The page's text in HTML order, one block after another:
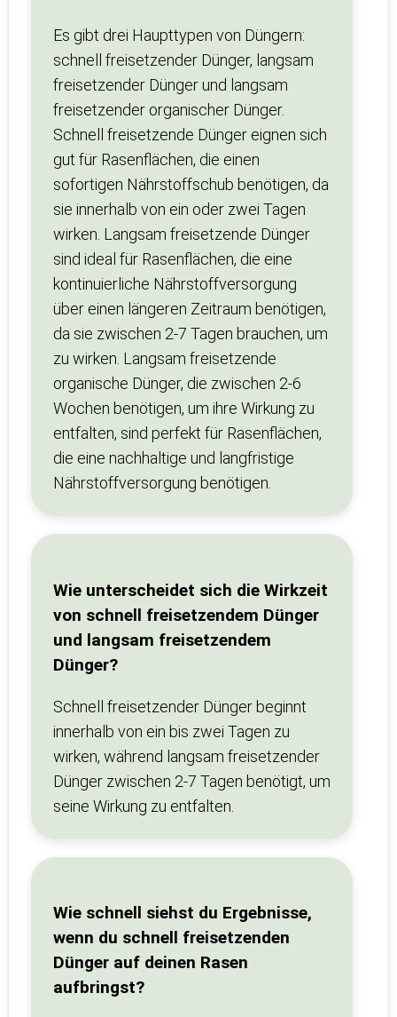
Es gibt drei Haupttypen von Düngern:
schnell freisetzender Dünger, langsam
freisetzender Dünger und langsam
freisetzender organischer Dünger.
Schnell freisetzende Dünger eignen sich
gut für Rasenflächen, die einen
sofortigen Nährstoffschub benötigen, da
sie innerhalb von ein oder zwei Tagen
wirken. Langsam freisetzende Dünger
sind ideal für Rasenflächen, die eine
kontinuierliche Nährstoffversorgung
über einen längeren Zeitraum benötigen,
da sie zwischen 2-7 Tagen brauchen, um
zu wirken. Langsam freisetzende
organische Dünger, die zwischen 2-6
Wochen benötigen, um ihre Wirkung zu
entfalten, sind perfekt für Rasenflächen,
die eine nachhaltige und langfristige
Nährstoffversorgung benötigen.
Wie unterscheidet sich die Wirkzeit
von schnell freisetzendem Dünger
und langsam freisetzendem
Dünger?
Schnell freisetzender Dünger beginnt
innerhalb von ein bis zwei Tagen zu
wirken, während langsam freisetzender
Dünger zwischen 2-7 Tagen benötigt, um
seine Wirkung zu entfalten.
Wie schnell siehst du Ergebnisse,
wenn du schnell freisetzenden
Dünger auf deinen Rasen
aufbringst?